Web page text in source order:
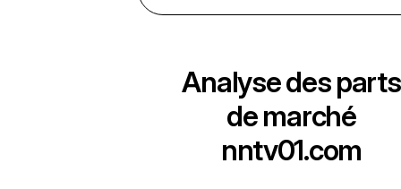
Analyse des parts
de marché
nntv01.com